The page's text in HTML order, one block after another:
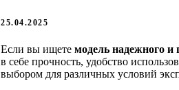
25.04.2025
Если вы ищете модель надежного и
в себе прочность, удобство
выбором для различных условий